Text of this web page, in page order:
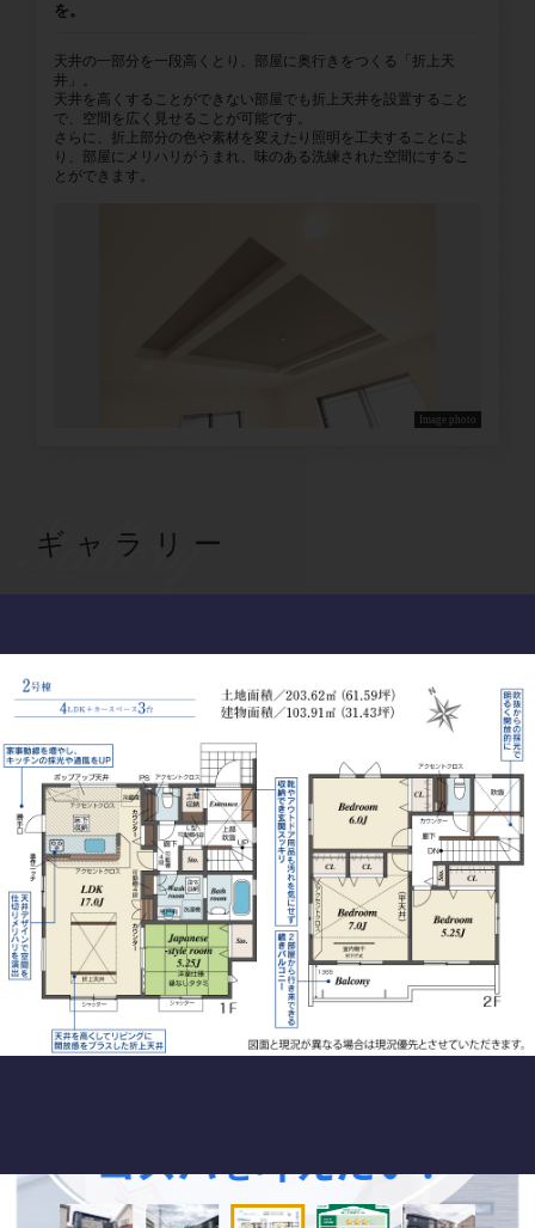
を。
天井の一部分を一段高くとり、部屋に奥行きをつくる「折上天
井」。
天井を高くすることができない部屋でも折上天井を設置すること
で、空間を広く見せることが可能です。
さらに、折上部分の色や素材を変えたり照明を工夫することによ
り、部屋にメリハリがうまれ、味のある洗練された空間にするこ
とができます。
Image photo
ギャラリー